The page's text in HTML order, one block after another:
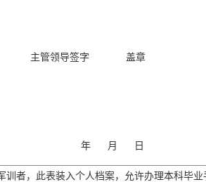
主管领导签字 盖章
年 月 日
训者，此表装入个人档案，允许办理本科毕业